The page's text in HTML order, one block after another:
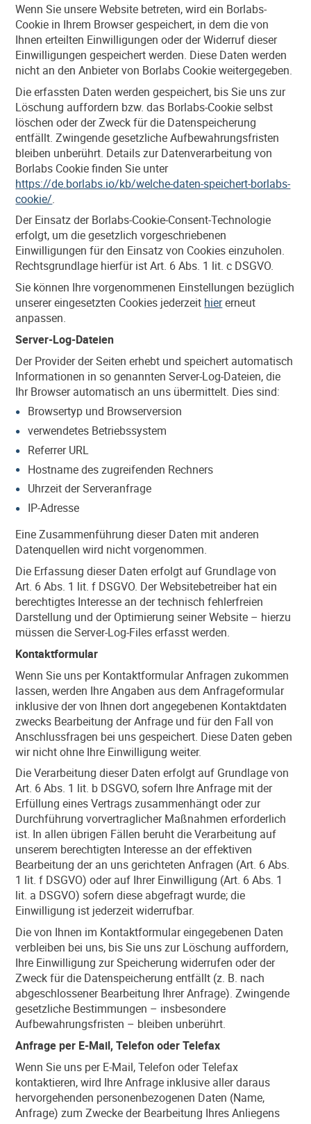
Wenn Sie unsere Website betreten, wird ein Borlabs-
Cookie in Ihrem Browser gespeichert, in dem die von
Ihnen erteilten Einwilligungen oder der Widerruf dieser
Einwilligungen gespeichert werden. Diese Daten werden
nicht an den Anbieter von Borlabs Cookie weitergegeben.
Die erfassten Daten werden gespeichert, bis Sie uns zur
Löschung auffordern bzw. das Borlabs-Cookie selbst
löschen oder der Zweck für die Datenspeicherung
entfällt. Zwingende gesetzliche Aufbewahrungsfristen
bleiben unberührt. Details zur Datenverarbeitung von
Borlabs Cookie finden Sie unter
https://de.borlabs.io/kb/welche-daten-speichert-borlabs-
cookie/.
Der Einsatz der Borlabs-Cookie-Consent-Technologie
erfolgt, um die gesetzlich vorgeschriebenen
Einwilligungen für den Einsatz von Cookies einzuholen.
Rechtsgrundlage hierfür ist Art. 6 Abs. 1 lit. c DSGVO.
Sie können Ihre vorgenommenen Einstellungen bezüglich
unserer eingesetzten Cookies jederzeit hiererneut
anpassen.
Server-Log-Dateien
Der Provider der Seiten erhebt und speichert automatisch
Informationen in so genannten Server-Log-Dateien, die
Ihr Browser automatisch an uns übermittelt. Dies sind:
Browsertyp und Browserversion
verwendetes Betriebssystem
Referrer URL
Hostname des zugreifenden Rechners
Uhrzeit der Serveranfrage
IP-Adresse
Eine Zusammenführung dieser Daten mit anderen
Datenquellen wird nicht vorgenommen.
Die Erfassung dieser Daten erfolgt auf Grundlage von
Art. 6 Abs. 1 lit. f DSGVO. Der Websitebetreiber hat ein
berechtigtes Interesse an der technisch fehlerfreien
Darstellung und der Optimierung seiner Website – hierzu
müssen die Server-Log-Files erfasst werden.
Kontaktformular
Wenn Sie uns per Kontaktformular Anfragen zukommen
lassen, werden Ihre Angaben aus dem Anfrageformular
inklusive der von Ihnen dort angegebenen Kontaktdaten
zwecks Bearbeitung der Anfrage und für den Fall von
Anschlussfragen bei uns gespeichert. Diese Daten geben
wir nicht ohne Ihre Einwilligung weiter.
Die Verarbeitung dieser Daten erfolgt auf Grundlage von
Art. 6 Abs. 1 lit. b DSGVO, sofern Ihre Anfrage mit der
Erfüllung eines Vertrags zusammenhängt oder zur
Durchführung vorvertraglicher Maßnahmen erforderlich
ist. In allen übrigen Fällen beruht die Verarbeitung auf
unserem berechtigten Interesse an der effektiven
Bearbeitung der an uns gerichteten Anfragen (Art. 6 Abs.
1 lit. f DSGVO) oder auf Ihrer Einwilligung (Art. 6 Abs. 1
lit. a DSGVO) sofern diese abgefragt wurde; die
Einwilligung ist jederzeit widerrufbar.
Die von Ihnen im Kontaktformular eingegebenen Daten
verbleiben bei uns, bis Sie uns zur Löschung auffordern,
Ihre Einwilligung zur Speicherung widerrufen oder der
Zweck für die Datenspeicherung entfällt (z. B. nach
abgeschlossener Bearbeitung Ihrer Anfrage). Zwingende
gesetzliche Bestimmungen – insbesondere
Aufbewahrungsfristen – bleiben unberührt.
Anfrage per E-Mail, Telefon oder Telefax
Wenn Sie uns per E-Mail, Telefon oder Telefax
kontaktieren, wird Ihre Anfrage inklusive aller daraus
hervorgehenden personenbezogenen Daten (Name,
Anfrage) zum Zwecke der Bearbeitung Ihres Anliegens